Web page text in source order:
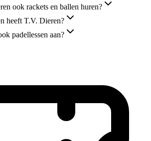
ook rackets en ballen huren?
heeft T.V. Dieren?
padellessen aan?